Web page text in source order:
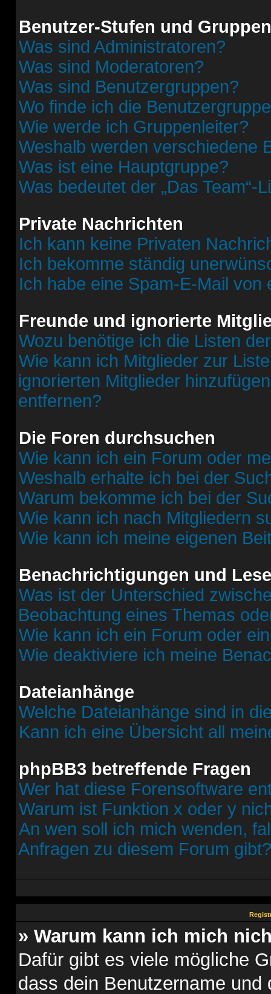
Benutzer-Stufen und Gruppen
Was sind Administratoren?
Was sind Moderatoren?
Was sind Benutzergruppen?
Wo finde ich die
Wie werde ich Gruppenleiter?
Weshalb werden verschiedene
Was ist eine Hauptgruppe?
Was bedeutet der „Das Team“-
Private Nachrichten
Ich kann keine Privaten
Ich bekomme ständig
Ich habe eine Spam-E-Mail
Freunde und ignorierte
Wozu benötige ich die Listen
Wie kann ich Mitglieder zur
ignorierten Mitglieder
entfernen?
Die Foren durchsuchen
Wie kann ich ein Forum oder
Weshalb erhalte ich bei der
Warum bekomme ich bei der
Wie kann ich nach Mitgliedern
Wie kann ich meine eigenen
Benachrichtigungen und
Was ist der Unterschied
Beobachtung eines Themas
Wie kann ich ein Forum oder
Wie deaktiviere ich meine
Dateianhänge
Welche Dateianhänge sind in
Kann ich eine Übersicht all
phpBB3 betreffende Fragen
Wer hat diese Forensoftware
Warum ist Funktion x oder y
An wen soll ich mich wenden,
Anfragen zu diesem Forum gibt?
» Warum kann ich mich
Dafür gibt es viele mögliche
dass dein Benutzername